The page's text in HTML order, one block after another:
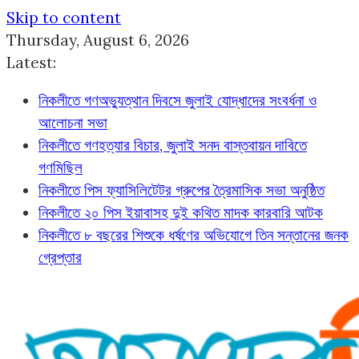
Skip to content
Thursday, August 6, 2026
Latest:
নিকলীতে গণঅভ্যুত্থান দিবসে জুলাই যোদ্ধাদের সংবর্ধনা ও
আলোচনা সভা
নিকলীতে গণহত্যার বিচার, জুলাই সনদ বাস্তবায়ন দাবিতে
গণমিছিল
নিকলীতে পিস ফ্যাসিলিটেটর গ্রুপের ত্রৈমাসিক সভা অনুষ্ঠিত
নিকলীতে ২০ পিস ইয়াবাসহ দুই কথিত মাদক কারবারি আটক
নিকলীতে ৮ বছরের শিশুকে ধর্ষণের অভিযোগে তিন সন্তানের জনক
গ্রেপ্তার